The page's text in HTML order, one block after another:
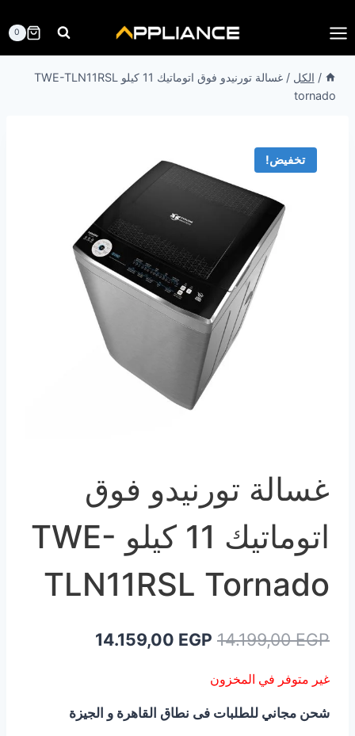
إلى
المحتوى
0
/ الكل /
غسالة تورنيدو فوق اتوماتيك 11 كيلو TWE-TLN11RSL
tornado
تخفيض!
غسالة تورنيدو فوق
اتوماتيك 11 كيلو TWE-
TLN11RSL Tornado
14.199,00EGP
السعر
هو:
14.199,00 EGP.
14.159,00 EGP
14.159,00 EGP.
غير متوفر في المخزون
شحن مجاني للطلبات فى نطاق القاهرة و الجيزة